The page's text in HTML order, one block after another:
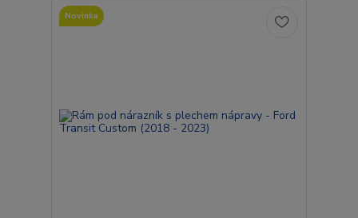
Novinka